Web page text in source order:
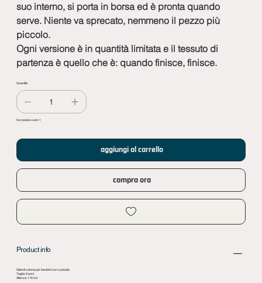
suo interno, si porta in borsa ed è pronta quando
serve. Niente va sprecato, nemmeno il pezzo più
piccolo.
Ogni versione è in quantità limitata e il tessuto di
partenza è quello che è: quando finisce, finisce.
Quantità
Ne restano solo: 1
aggiungi al carrello
compra ora
Product info
Gilet di cotone per bambini con custodia
Taglia: 6 anni
Altezza: 116 cm